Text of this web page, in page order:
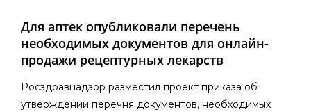
Для аптек опубликовали перечень
необходимых документов для онлайн-
продажи рецептурных лекарств
Росздравнадзор разместил проект приказа об
утверждении перечня документов, необходимых